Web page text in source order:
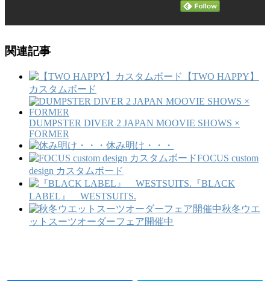
関連記事
【TWO HAPPY】
カスタムボード
DUMPSTER DIVER 2 JAPAN MOOVIE SHOWS ×
FORMER
休み明け・・・
FOCUS custom
design カスタムボード
『BLACK
LABEL』 WESTSUITS.
秋冬ウエ
ットスーツオーダーフェア開催中